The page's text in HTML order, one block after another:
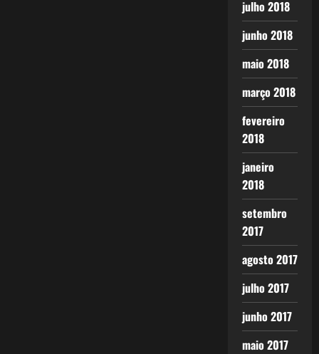
julho 2018
junho 2018
maio 2018
março 2018
fevereiro
2018
janeiro
2018
setembro
2017
agosto 2017
julho 2017
junho 2017
maio 2017